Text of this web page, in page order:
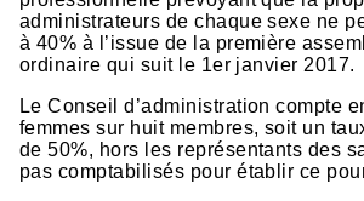
administrateurs de chaque sexe ne
à 40% à l’issue de la première
ordinaire qui suit le 1er janvier 2017.
Le Conseil d’administration compte
femmes sur huit membres, soit un
de 50%, hors les représentants des
pas comptabilisés pour établir ce